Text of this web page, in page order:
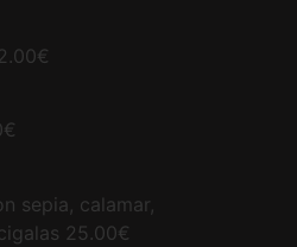
sepia, calamar,
25.00€